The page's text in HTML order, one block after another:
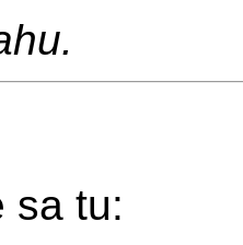
sa tu: